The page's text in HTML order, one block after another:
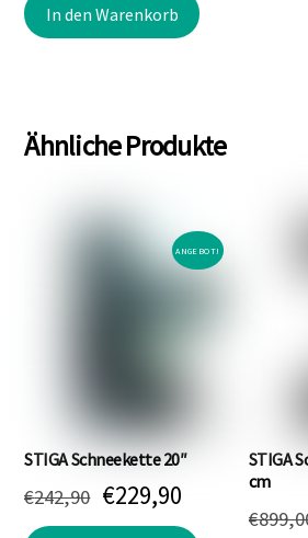
war:
ist:
In den Warenkorb
Ähnliche Produkte
ANGEBOT!
STIGA Schneekette 20″
€242,90 Ursprünglicher
Preis
€229,90Aktueller
Preis
STIGA
cm
€